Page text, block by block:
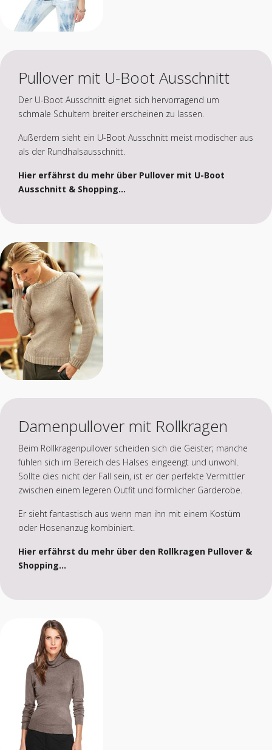
Pullover mit U-Boot Ausschnitt
Der U-Boot Ausschnitt eignet sich hervorragend um
schmale Schultern breiter erscheinen zu lassen.
Außerdem sieht ein U-Boot Ausschnitt meist modischer aus
als der Rundhalsausschnitt.
Hier erfährst du mehr über Pullover mit U-Boot
Ausschnitt & Shopping...
Damenpullover mit Rollkragen
Beim Rollkragenpullover scheiden sich die Geister; manche
fühlen sich im Bereich des Halses eingeengt und unwohl.
Sollte dies nicht der Fall sein, ist er der perfekte Vermittler
zwischen einem legeren Outfit und förmlicher Garderobe.
Er sieht fantastisch aus wenn man ihn mit einem Kostüm
oder Hosenanzug kombiniert.
Hier erfährst du mehr über den Rollkragen Pullover &
Shopping...